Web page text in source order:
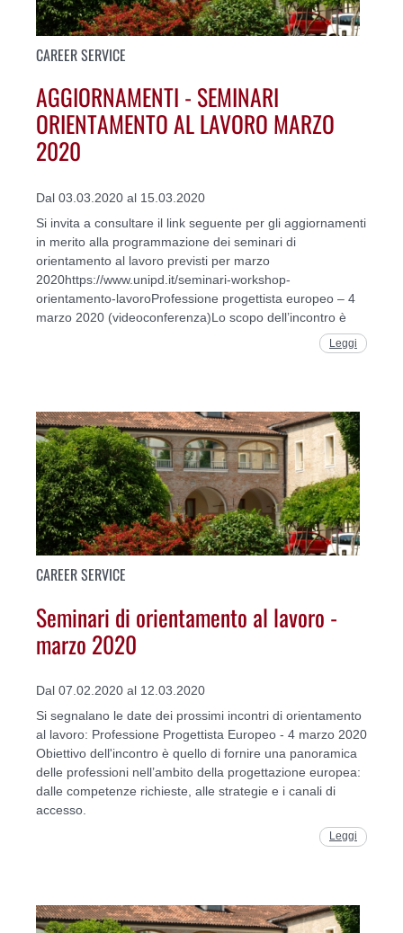
CAREER SERVICE
AGGIORNAMENTI - SEMINARI
ORIENTAMENTO AL LAVORO MARZO
2020
Dal 03.03.2020 al 15.03.2020
Si invita a consultare il link seguente per gli aggiornamenti
in merito alla programmazione dei seminari di
orientamento al lavoro previsti per marzo
2020https://www.unipd.it/seminari-workshop-
orientamento-lavoroProfessione progettista europeo – 4
marzo 2020 (videoconferenza)Lo scopo dell’incontro è
Leggi
CAREER SERVICE
Seminari di orientamento al lavoro -
marzo 2020
Dal 07.02.2020 al 12.03.2020
Si segnalano le date dei prossimi incontri di orientamento
al lavoro: Professione Progettista Europeo - 4 marzo 2020
Obiettivo dell'incontro è quello di fornire una panoramica
delle professioni nell’ambito della progettazione europea:
dalle competenze richieste, alle strategie e i canali di
accesso.
Leggi